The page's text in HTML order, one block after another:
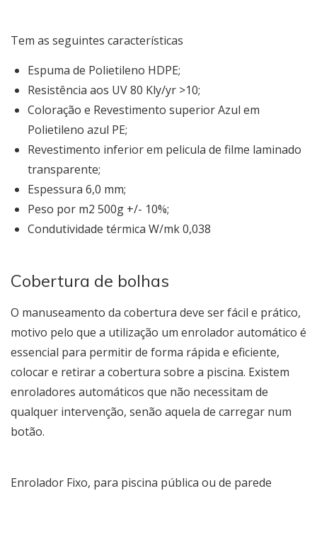
Tem as seguintes características
Espuma de Polietileno HDPE;
Resistência aos UV 80 Kly/yr >10;
Coloração e Revestimento superior Azul em
Polietileno azul PE;
Revestimento inferior em pelicula de filme laminado
transparente;
Espessura 6,0 mm;
Peso por m2 500g +/- 10%;
Condutividade térmica W/mk 0,038
Cobertura de bolhas
O manuseamento da cobertura deve ser fácil e prático,
motivo pelo que a utilização um enrolador automático é
essencial para permitir de forma rápida e eficiente,
colocar e retirar a cobertura sobre a piscina. Existem
enroladores automáticos que não necessitam de
qualquer intervenção, senão aquela de carregar num
botão.
Enrolador Fixo, para piscina pública ou de parede